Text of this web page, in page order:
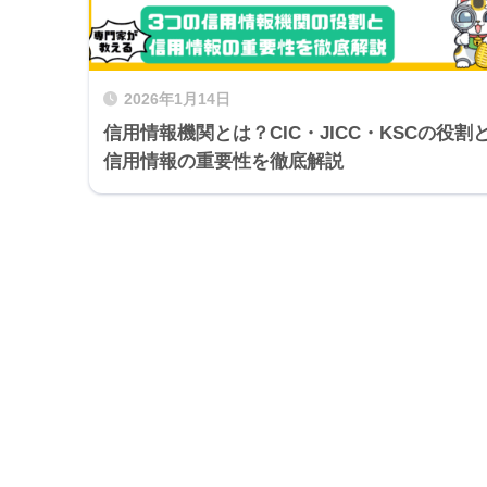
2026年1月14日
信用情報機関とは？CIC・JICC・KSCの役割
信用情報の重要性を徹底解説